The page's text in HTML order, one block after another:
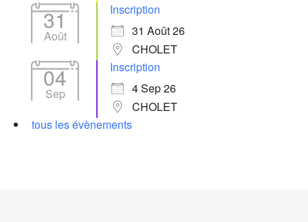
31
Août
Inscription
31 Août 26
CHOLET
04
Sep
Inscription
4 Sep 26
CHOLET
tous les évènements